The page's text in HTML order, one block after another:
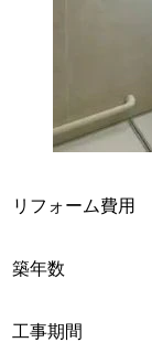
リフォーム費用
築年数
工事期間